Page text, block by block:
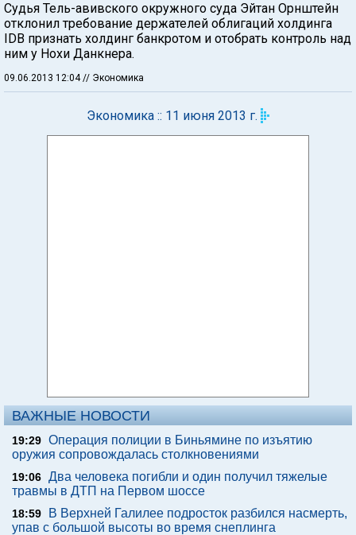
Судья Тель-авивского окружного суда Эйтан Орнштейн
отклонил требование держателей облигаций холдинга
IDB признать холдинг банкротом и отобрать контроль над
ним у Нохи Данкнера.
09.06.2013 12:04// Экономика
Экономика :: 11 июня 2013 г.
ВАЖНЫЕ НОВОСТИ
19:29 Операция полиции в Биньямине по изъятию
оружия сопровождалась столкновениями
19:06 Два человека погибли и один получил тяжелые
травмы в ДТП на Первом шоссе
18:59
В Верхней Галилее подросток разбился насмерть,
упав с большой высоты во время снеплинга